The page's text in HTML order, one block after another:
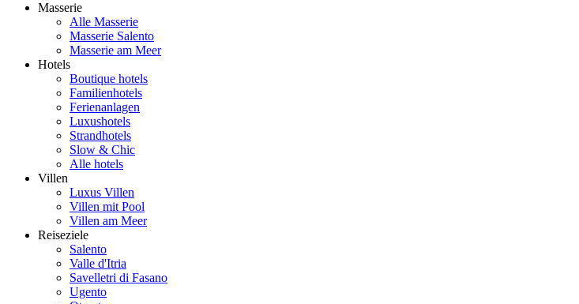
Masserie
Alle Masserie
Masserie Salento
Masserie am Meer
Hotels
Boutique hotels
Familienhotels
Ferienanlagen
Luxushotels
Strandhotels
Slow & Chic
Alle hotels
Villen
Luxus Villen
Villen mit Pool
Villen am Meer
Reiseziele
Salento
Valle d'Itria
Savelletri di Fasano
Ugento